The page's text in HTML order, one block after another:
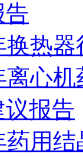
告
换热
离心
报告
药用